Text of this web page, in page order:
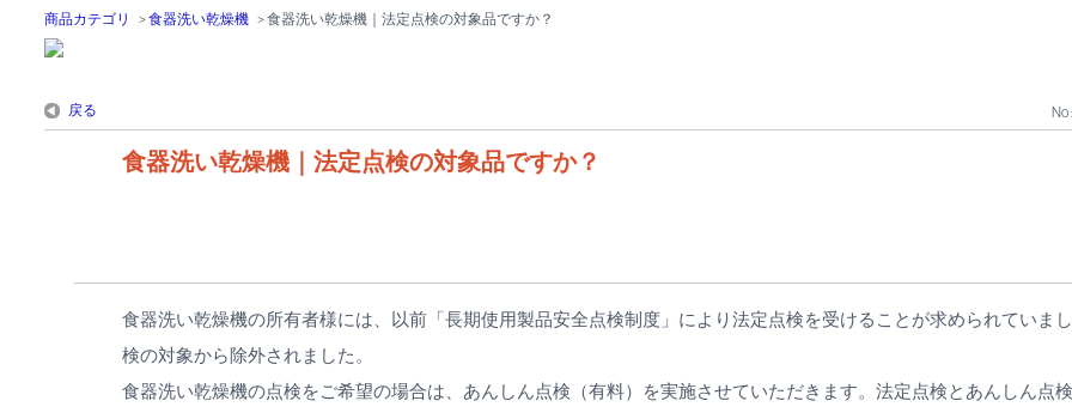
商品カテゴリ >食器洗い乾燥機 >食器洗い乾燥機｜法定点検の対象品ですか？
戻る No
食器洗い乾燥機｜法定点検の対象品ですか？
食器洗い乾燥機の所有者様には、以前「長期使用製品安全点検制度」により法定点検を受けることが求められていま
検の対象から除外されました。
食器洗い乾燥機の点検をご希望の場合は、あんしん点検（有料）を実施させていただきます。法定点検とあんしん